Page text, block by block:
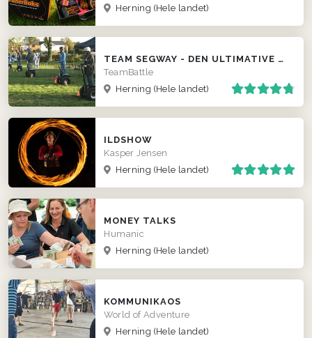
Herning (Hele landet)
TEAM SEGWAY - DEN ULTIMATIVE TEAM EVENT ...
TeamBattle
Herning (Hele landet)
ILDSHOW
Kasper Jensen
Herning (Hele landet)
MONEY TALKS
Humanic
Herning (Hele landet)
KOMMUNIKAOS
World of Adventure
Herning (Hele landet)